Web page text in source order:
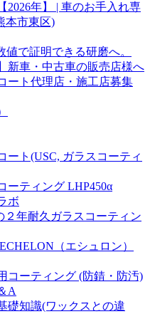
2026年】 | 車のお手入れ専
本市東区)
で証明できる研磨へ。
新車・中古車の販売店様へ
ート代理店・施工店募集
ート(USC, ガラスコーティ
ーティング LHP450α
ボ
２年耐久ガラスコーティン
（エシュロン）
コーティング (防錆・防汚)
A
礎知識(ワックスとの違